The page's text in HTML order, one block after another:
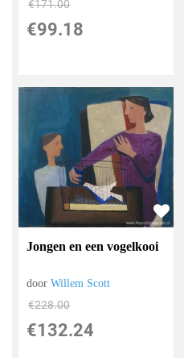
€171.00
€99.18
Jongen en een vogelkooi
doorWillem Scott
€228.00
€132.24